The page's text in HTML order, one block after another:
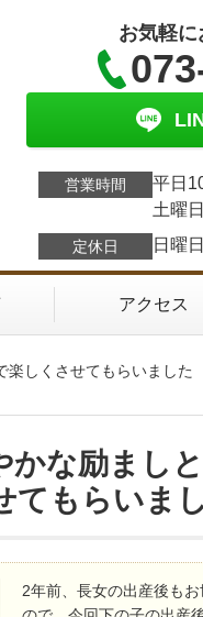
お気軽
営業時間
平日
土曜
定休日 日曜
アクセス
しくさせてもらいました
かな励まし
てもらいま
2年前、長女の出産後も